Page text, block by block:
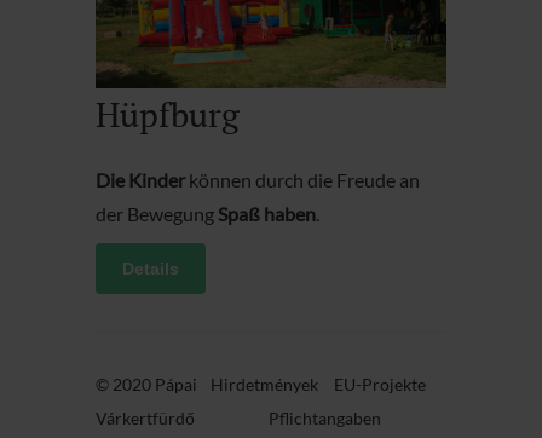
Hüpfburg
Die Kinderkönnen durch die Freude an
der Bewegung Spaß haben.
Details
© 2020 Pápai
Várkertfürdő
Hirdetmények
EU-Projekte
Pflichtangaben